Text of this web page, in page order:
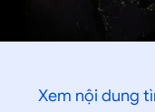
Xem nội dung